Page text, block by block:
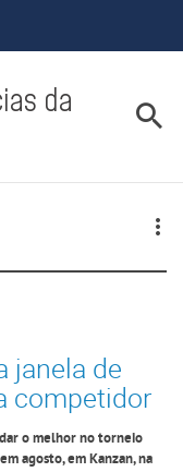
da
janela de
competidor
o melhor no torneio
agosto, em Kanzan, na